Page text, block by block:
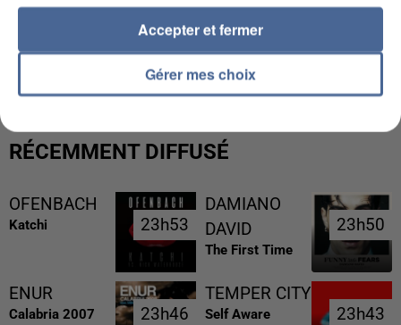
UNE TOURISTE DE L’OISE EMPORTÉE PAR UNE
COULÉE DE BOUE EN HAUTE-SAVOIE
RÉCEMMENT DIFFUSÉ
OFENBACH
Katchi 23h53
23h53
DAMIANO
DAVID
The First Time
23h50
23h50
ENUR
Calabria 2007 23h46
23h46
TEMPER CITY
Self Aware 23h43
23h43
Gérer mes choix
Accepter et fermer